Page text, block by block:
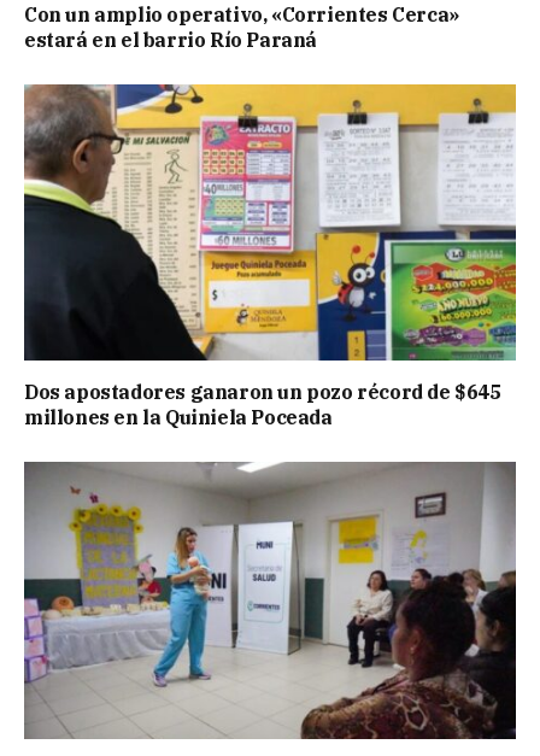
Con un amplio operativo, «Corrientes Cerca»
estará en el barrio Río Paraná
Dos apostadores ganaron un pozo récord de $645
millones en la Quiniela Poceada